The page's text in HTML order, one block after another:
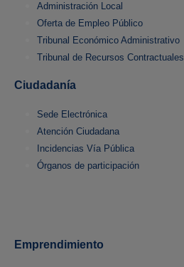
Administración Local
Oferta de Empleo Público
Tribunal Económico Administrativo
Tribunal de Recursos Contractuales
Ciudadanía
Sede Electrónica
Atención Ciudadana
Incidencias Vía Pública
Órganos de participación
Emprendimiento